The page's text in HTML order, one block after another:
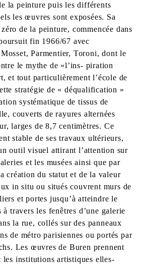
la peinture puis les différents
les œuvres sont exposées. Sa
de la peinture, commencée dans
fin 1966/67 avec
Parmentier, Toroni, dont le
le mythe de «l’ins- piration
et tout particulièrement l’école de
stratégie de « déqualification »
systématique de tissus de
couverts de rayures alternées
larges de 8,7 centimètres. Ce
stable de ses travaux ultérieurs,
outil visuel attirant l’attention sur
et les musées ainsi que par
création du statut et de la valeur
in situ ou situés couvrent murs de
et portes jusqu’à atteindre le
travers les fenêtres d’une galerie
la rue, collés sur des panneaux
de métro parisiennes ou portés par
Les œuvres de Buren prennent
les institutions artistiques elles-